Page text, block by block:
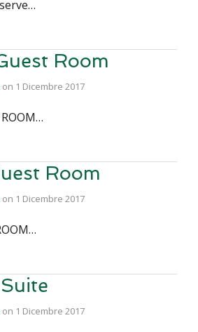
Room
on 1 Dicembre 2017
ROOM…
Room
on 1 Dicembre 2017
on 1 Dicembre 2017